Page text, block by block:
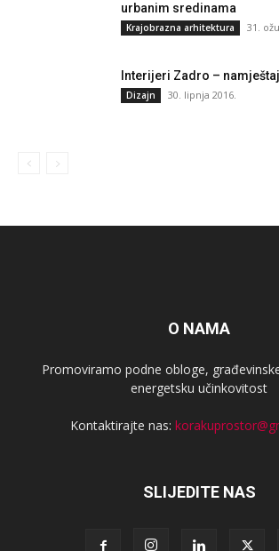
urbanim sredinama
Krajobrazna arhitektura 31.
Interijeri Zadro –
Dizajn 30. lipnja 2016.
O NAMA
Promoviramo podne obloge,
energetsku učinkovitost
Kontaktirajte nas:
SLIJEDITE NAS